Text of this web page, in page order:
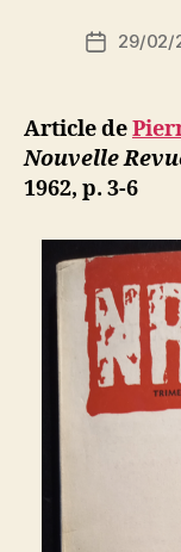
Date29/02/
Article de
Nouvelle
1962, p. 3-6